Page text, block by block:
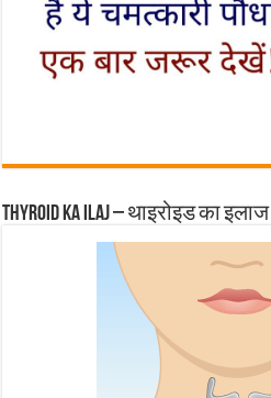
Thyroid ka ilaj – थाइरोइड का इलाज